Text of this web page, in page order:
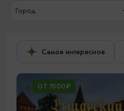
Город
Самое интересное
ОТ 1500₽